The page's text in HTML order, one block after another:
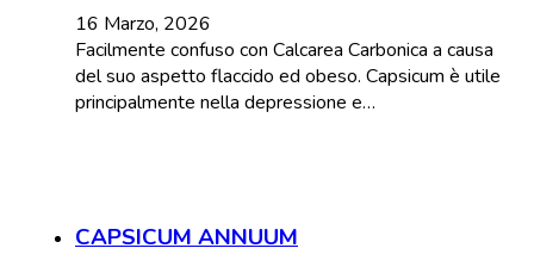
16 Marzo, 2026
Facilmente confuso con Calcarea Carbonica a causa
del suo aspetto flaccido ed obeso. Capsicum è utile
principalmente nella depressione e…
CAPSICUM ANNUUM